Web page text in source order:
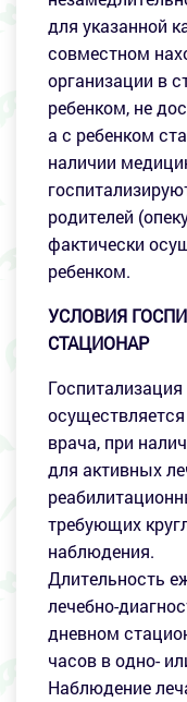
для указанной
совместном
организации в
ребенком, не
а с ребенком
наличии
родителей
фактически
ребенком.
УСЛОВИЯ
СТАЦИОНАР
врача, при
для активных
требующих
наблюдения.
Длительность
лечебно-
дневном
часов в одно-
Наблюдение